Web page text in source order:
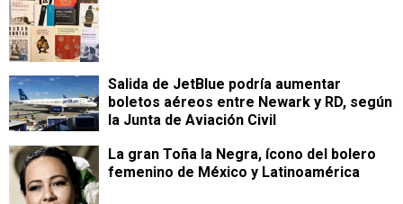
Salida de JetBlue podría aumentar
boletos aéreos entre Newark y RD, según
la Junta de Aviación Civil
La gran Toña la Negra, ícono del bolero
femenino de México y Latinoamérica